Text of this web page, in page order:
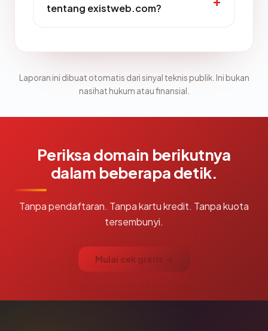
tentang existweb.com?
Laporan ini dibuat otomatis dari sinyal teknis publik. Ini bukan
nasihat hukum atau finansial.
Periksa domain berikutnya
dalam beberapa detik.
Tanpa pendaftaran. Tanpa kartu kredit. Tanpa kuota
tersembunyi.
Mulai cek gratis →